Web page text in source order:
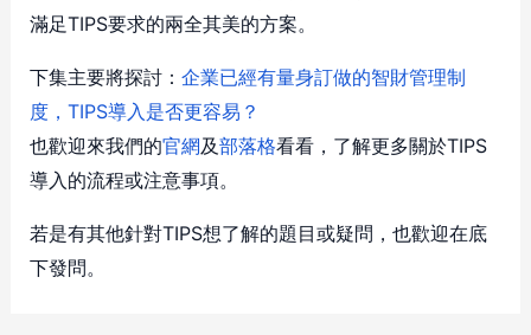
滿足TIPS要求的兩全其美的方案。
下集主要將探討： 企業已經有量身訂做的智財管理制
度，TIPS導入是否更容易？
也歡迎來我們的官網及部落格看看，了解更多關於TIPS
導入的流程或注意事項。
若是有其他針對TIPS想了解的題目或疑問，也歡迎在底
下發問。